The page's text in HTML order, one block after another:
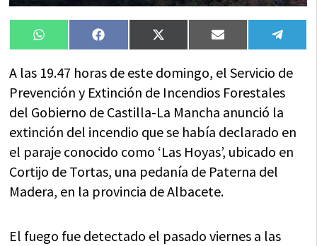
Compartir
en
WhatsAppCompartir
en
FacebookCompartir
en
X
(Twitter)
Compartir
en
Email
en
A las 19.47 horas de este domingo, el Servicio de
Prevención y Extinción de Incendios Forestales
del Gobierno de Castilla-La Mancha anunció la
extinción del incendio que se había declarado en
el paraje conocido como ‘Las Hoyas’, ubicado en
Cortijo de Tortas, una pedanía de Paterna del
Madera, en la provincia de Albacete.
El fuego fue detectado el pasado viernes a las